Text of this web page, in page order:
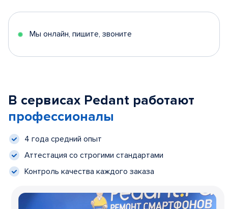
Мы онлайн, пишите, звоните
В сервисах Pedant работают
профессионалы
4 года средний опыт
Аттестация со строгими стандартами
Контроль качества каждого заказа